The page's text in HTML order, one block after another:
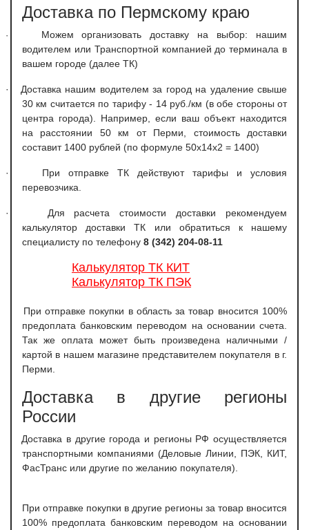
Доставка по Пермскому краю
·
Можем организовать доставку на выбор: нашим
водителем или Транспортной компанией до терминала в
вашем городе (далее ТК)
·
Доставка нашим водителем за город на удаление свыше
30 км считается по тарифу - 14 руб./км (в обе стороны от
центра города). Например, если ваш объект находится
на расстоянии 50 км от Перми, стоимость доставки
составит 1400 рублей (по формуле 50х14х2 = 1400)
·
При отправке ТК действуют тарифы и условия
перевозчика.
·
Для расчета стоимости доставки рекомендуем
калькулятор доставки ТК или обратиться к нашему
специалисту по телефону 8 (342) 204-08-11
Калькулятор ТК КИТ
Калькулятор ТК ПЭК
При отправке покупки в область за товар вносится 100%
предоплата банковским переводом на основании счета.
Так же оплата может быть произведена наличными /
картой в нашем магазине представителем покупателя в г.
Перми.
Доставка в другие регионы
России
Доставка в другие города и регионы РФ осуществляется
транспортными компаниями (Деловые Линии, ПЭК, КИТ,
ФасТранс или другие по желанию покупателя).
При отправке покупки в другие регионы за товар вносится
100% предоплата банковским переводом на основании